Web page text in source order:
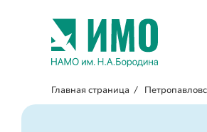
Главная страница /